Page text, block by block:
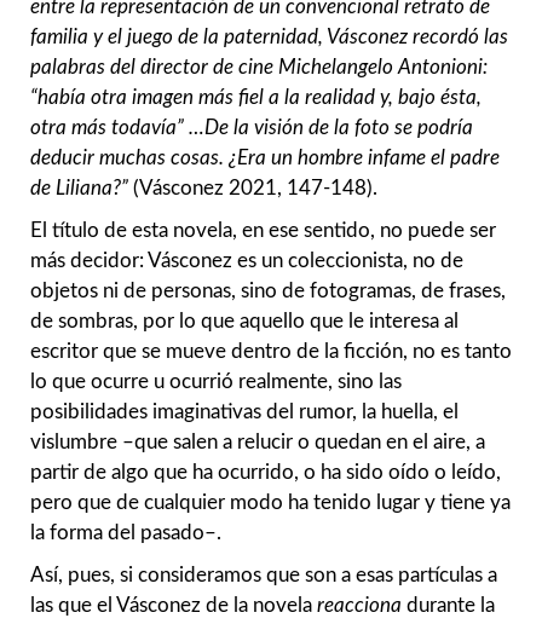
entre la representación de un convencional retrato de
familia y el juego de la paternidad, Vásconez recordó las
palabras del director de cine Michelangelo Antonioni:
“había otra imagen más fiel a la realidad y, bajo ésta,
otra más todavía” …De la visión de la foto se podría
deducir muchas cosas. ¿Era un hombre infame el padre
de Liliana?” (Vásconez 2021, 147-148).
El título de esta novela, en ese sentido, no puede ser
más decidor: Vásconez es un coleccionista, no de
objetos ni de personas, sino de fotogramas, de frases,
de sombras, por lo que aquello que le interesa al
escritor que se mueve dentro de la ficción, no es tanto
lo que ocurre u ocurrió realmente, sino las
posibilidades imaginativas del rumor, la huella, el
vislumbre –que salen a relucir o quedan en el aire, a
partir de algo que ha ocurrido, o ha sido oído o leído,
pero que de cualquier modo ha tenido lugar y tiene ya
la forma del pasado–.
Así, pues, si consideramos que son a esas partículas a
las que el Vásconez de la novela reacciona durante la